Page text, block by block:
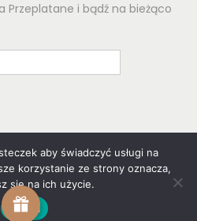
Przeplatane i bądź na bieżąco
All rights reserved. Designed
by woostify
aby świadczyć usługi na
korzystanie ze strony oznacza,
się na ich użycie.
Zgoda